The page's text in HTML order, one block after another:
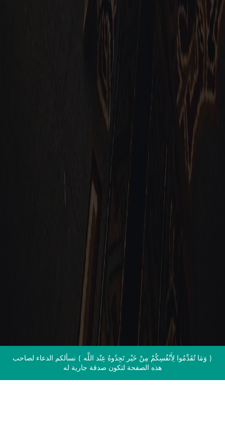
{ وَمَا تُقَدِّمُوا لِأَنْفُسِكُمْ مِنْ خَيْر تَجِدُوهُ عِنْد اللَّه } نسألكم الدعاء لصاحب
هذه الصفحة لتكون صدقة جارية له
الاتصال بنا